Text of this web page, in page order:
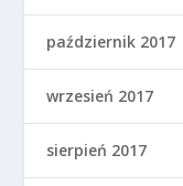
październik 2017
wrzesień 2017
sierpień 2017